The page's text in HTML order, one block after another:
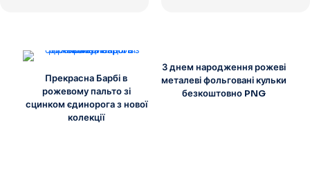
Прекрасна Барбі в
рожевому пальто зі
сцинком єдинорога з нової
колекції
З днем народження рожеві
металеві фольговані кульки
безкоштовно PNG